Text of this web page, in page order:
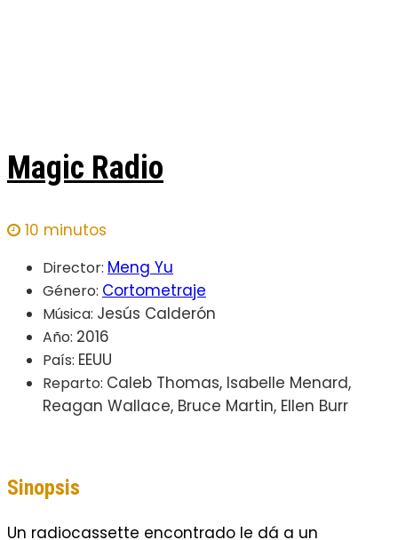
Magic Radio
10 minutos
Director: Meng Yu
Género: Cortometraje
Música: Jesús Calderón
Año: 2016
País: EEUU
Reparto: Caleb Thomas, Isabelle Menard,
Reagan Wallace, Bruce Martin, Ellen Burr
Sinopsis
Un radiocassette encontrado le dá a un